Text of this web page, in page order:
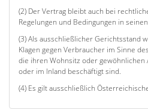
(2) Der Vertrag bleibt auch bei
Regelungen und Bedingungen in
(3) Als ausschließlicher Gerichtsstand
Klagen gegen Verbraucher im Sinne
die ihren Wohnsitz oder gewöhnlichen
oder im Inland beschäftigt sind.
(4) Es gilt ausschließlich